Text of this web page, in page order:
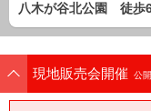
八木が谷北公園 徒歩
現地販売会開催 公
土 地
エリアから探す
路線から探す